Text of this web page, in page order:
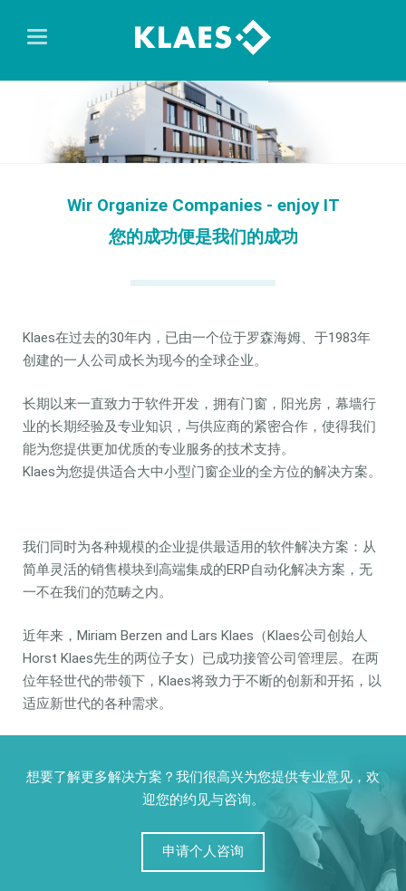
Wir Organize Companies - enjoy IT
您的成功便是我们的成功
Klaes在过去的30年内，已由一个位于罗森海姆、于1983年
创建的一人公司成长为现今的全球企业。
长期以来一直致力于软件开发，拥有门窗，阳光房，幕墙行
业的长期经验及专业知识，与供应商的紧密合作，使得我们
能为您提供更加优质的专业服务的技术支持。
Klaes为您提供适合大中小型门窗企业的全方位的解决方案。
我们同时为各种规模的企业提供最适用的软件解决方案：从
简单灵活的销售模块到高端集成的ERP自动化解决方案，无
一不在我们的范畴之内。
近年来，Miriam Berzen and Lars Klaes（Klaes公司创始人
Horst Klaes先生的两位子女）已成功接管公司管理层。在两
位年轻世代的带领下，Klaes将致力于不断的创新和开拓，以
适应新世代的各种需求。
想要了解更多解决方案？我们很高兴为您提供专业意见，欢
迎您的约见与咨询。
申请个人咨询